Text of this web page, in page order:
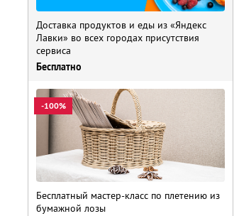
Доставка продуктов и еды из «Яндекс
Лавки» во всех городах присутствия
сервиса
Бесплатно
-100%
Бесплатный мастер-класс по плетению из
бумажной лозы